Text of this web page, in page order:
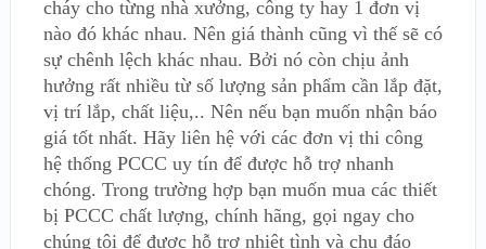
cháy cho từng nhà xưởng, công ty hay 1 đơn vị
nào đó khác nhau. Nên giá thành cũng vì thế sẽ có
sự chênh lệch khác nhau. Bởi nó còn chịu ảnh
hưởng rất nhiều từ số lượng sản phẩm cần lắp đặt,
vị trí lắp, chất liệu,.. Nên nếu bạn muốn nhận báo
giá tốt nhất. Hãy liên hệ với các đơn vị thi công
hệ thống PCCC uy tín để được hỗ trợ nhanh
chóng. Trong trường hợp bạn muốn mua các thiết
bị PCCC chất lượng, chính hãng, gọi ngay cho
chúng tôi để được hỗ trợ nhiệt tình và chu đáo